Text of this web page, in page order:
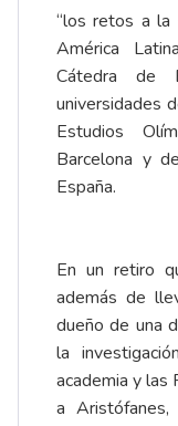
“los retos a la
América
Cátedra de
universidades
Estudios
Barcelona y
España.
En un retiro
además de
dueño de una
la
academia y las
a